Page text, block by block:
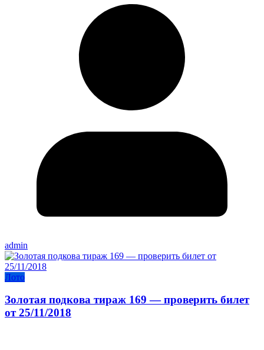
admin
Лото
Золотая подкова тираж 169 — проверить билет
от 25/11/2018